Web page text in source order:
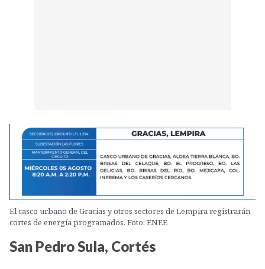
El casco urbano de Gracias y otros sectores de Lempira registrarán
cortes de energía programados. Foto: ENEE
San Pedro Sula, Cortés